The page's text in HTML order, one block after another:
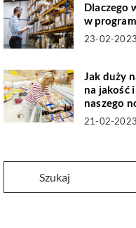
Dlaczego
w
23-02-2023
Jak duży
na jakość
naszego
21-02-2023